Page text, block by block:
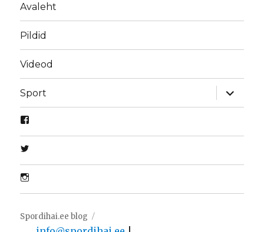
Avaleht
Pildid
Videod
Sport
laienda
Spordihai.ee blog